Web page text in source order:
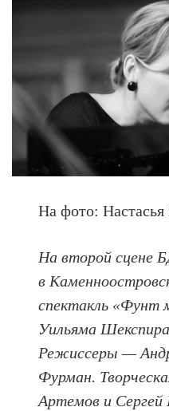
На фото:
На второй сцене
в
спектакль «Фунт
Уильяма
Режиссеры —
Фурман.
Артемов и Сергей